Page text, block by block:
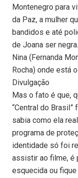
Montenegro para
da Paz, a mulher
bandidos e até
de Joana ser negra.
Nina (Fernanda
Rocha) onde está
Divulgação
Mas o fato é que,
“Central do Brasil”
sabia como ela
programa de
identidade só foi
assistir ao filme, é
esquecida ou